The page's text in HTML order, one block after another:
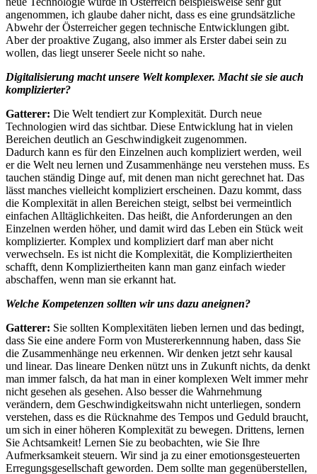
angenommen, ich glaube daher nicht, dass es eine grundsätzliche
Abwehr der Österreicher gegen technische Entwicklungen gibt.
Aber der proaktive Zugang, also immer als Erster dabei sein zu
wollen, das liegt unserer Seele nicht so nahe.
Digitalisierung macht unsere Welt komplexer. Macht sie sie auch
komplizierter?
Gatterer: Die Welt tendiert zur Komplexität. Durch neue
Technologien wird das sichtbar. Diese Entwicklung hat in vielen
Bereichen deutlich an Geschwindigkeit zugenommen.
Dadurch kann es für den Einzelnen auch kompliziert werden, weil
er die Welt neu lernen und Zusammenhänge neu verstehen muss. Es
tauchen ständig Dinge auf, mit denen man nicht gerechnet hat. Das
lässt manches vielleicht kompliziert erscheinen. Dazu kommt, dass
die Komplexität in allen Bereichen steigt, selbst bei vermeintlich
einfachen Alltäglichkeiten. Das heißt, die Anforderungen an den
Einzelnen werden höher, und damit wird das Leben ein Stück weit
komplizierter. Komplex und kompliziert darf man aber nicht
verwechseln. Es ist nicht die Komplexität, die Kompliziertheiten
schafft, denn Kompliziertheiten kann man ganz einfach wieder
abschaffen, wenn man sie erkannt hat.
Welche Kompetenzen sollten wir uns dazu aneignen?
Gatterer: Sie sollten Komplexitäten lieben lernen und das bedingt,
dass Sie eine andere Form von Mustererkennnung haben, dass Sie
die Zusammenhänge neu erkennen. Wir denken jetzt sehr kausal
und linear. Das lineare Denken nützt uns in Zukunft nichts, da denkt
man immer falsch, da hat man in einer komplexen Welt immer mehr
nicht gesehen als gesehen. Also besser die Wahrnehmung
verändern, dem Geschwindigkeitswahn nicht unterliegen, sondern
verstehen, dass es die Rücknahme des Tempos und Geduld braucht,
um sich in einer höheren Komplexität zu bewegen. Drittens, lernen
Sie Achtsamkeit! Lernen Sie zu beobachten, wie Sie Ihre
Aufmerksamkeit steuern. Wir sind ja zu einer emotionsgesteuerten
Erregungsgesellschaft geworden. Dem sollte man gegenüberstellen,